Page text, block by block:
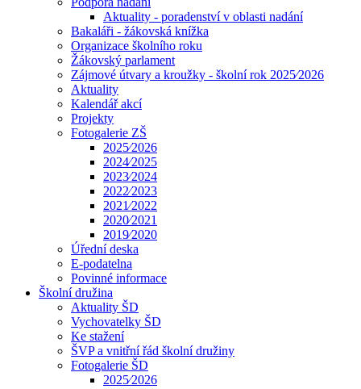
Aktuality - poradenství v oblasti nadání
Bakaláři - žákovská knížka
Organizace školního roku
Žákovský parlament
Zájmové útvary a kroužky - školní rok 2025⁄2026
Aktuality
Kalendář akcí
Projekty
Fotogalerie ZŠ
2025⁄2026
2024⁄2025
2023⁄2024
2022⁄2023
2021⁄2022
2020⁄2021
2019⁄2020
Úřední deska
E-podatelna
Povinné informace
Školní družina
Aktuality ŠD
Vychovatelky ŠD
Ke stažení
ŠVP a vnitřní řád školní družiny
Fotogalerie ŠD
2025⁄2026